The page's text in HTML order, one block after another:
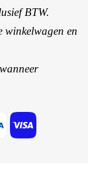
BTW.
winkelwagen en